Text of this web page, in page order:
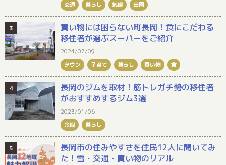
交通
暮らし 気候 田園
買い物には困らない町長岡！食にこだわる
移住者が選ぶスーパーをご紹介
2024/07/09
タウン
子育て 暮らし 買い物 食
長岡のジムを取材！筋トレガチ勢の移住者
がおすすめするジム3選
2023/01/06
余暇
暮らし
長岡市の住みやすさを住民12人に聞いてみ
た！雪・交通・買い物のリアル